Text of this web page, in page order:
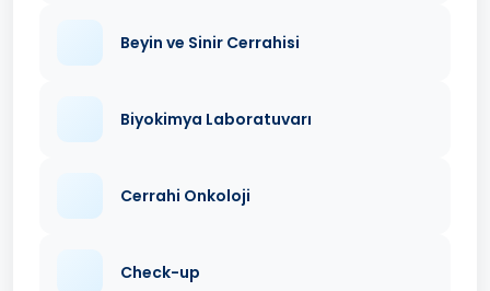
Beyin ve Sinir Cerrahisi
Biyokimya Laboratuvarı
Cerrahi Onkoloji
Check-up